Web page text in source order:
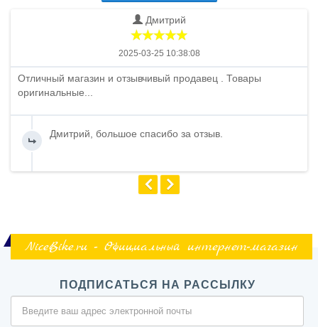
Дмитрий
2025-03-25 10:38:08
Отличный магазин и отзывчивый продавец . Товары
оригинальные...
Дмитрий, большое спасибо за отзыв.
NiceBike.ru - Официальный интернет-магазин
ПОДПИСАТЬСЯ НА РАССЫЛКУ